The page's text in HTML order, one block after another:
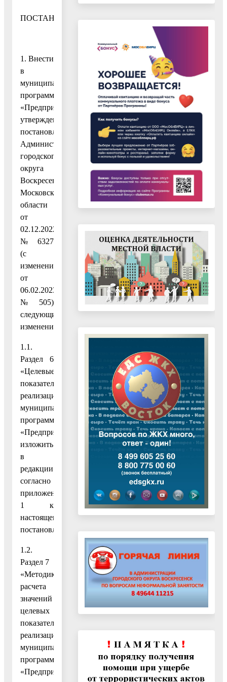
ПОСТАНОВЛЯЮ:
1. Внести
в
муниципальную
программу
«Предпринимательство»,
утвержденную
постановлением
Администрации
городского
округа
Воскресенск
Московской
области
от
02.12.2022
№ 6327
(с
изменениями
от
06.02.2023
№ 505)
следующие
изменения:
1.1.
Раздел 6
«Целевые
показатели
реализации
муниципальной
программы
«Предпринимательство»
изложить
в
редакции
согласно
приложению
1 к
настоящему
постановлению;
1.2.
Раздел 7
«Методика
расчета
значений
целевых
показателей
реализации
муниципальной
программы
«Предпринимательство»